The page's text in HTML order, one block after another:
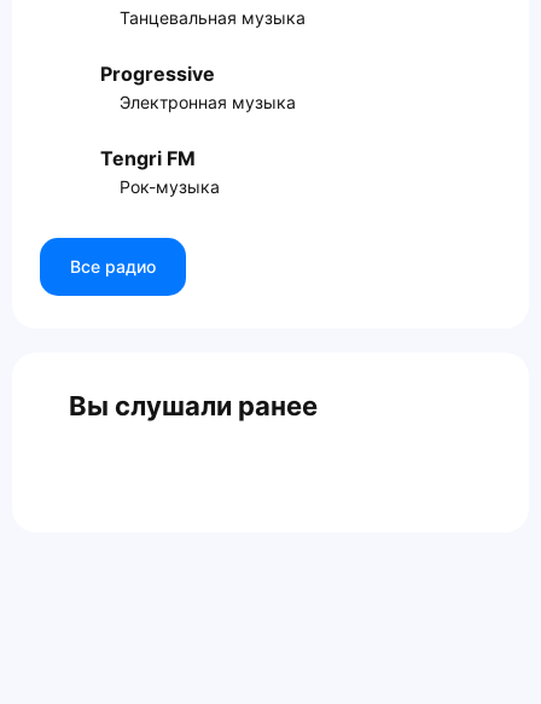
Танцевальная музыка
Progressive
Электронная музыка
Tengri FM
Рок-музыка
Все радио
Вы слушали ранее